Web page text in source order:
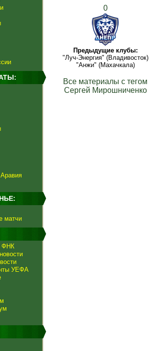
матчи
ФНК
УЕФА
0
Предыдущие клубы:
"Луч-Энергия" (Владивосток)
"Анжи" (Махачкала)
Все материалы с тегом
Сергей Мирошниченко